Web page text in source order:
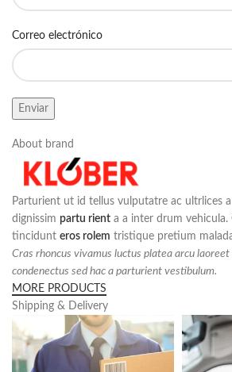
Correo electrónico
About brand
Parturient ut id tellus vulputatre ac ultrlices
dignissim partu rient a a inter drum
tincidunt eros rolem tristique pretium
Cras rhoncus vivamus luctus platea arcu
condenectus sed hac a parturient vestibulum.
MORE PRODUCTS
Shipping & Delivery